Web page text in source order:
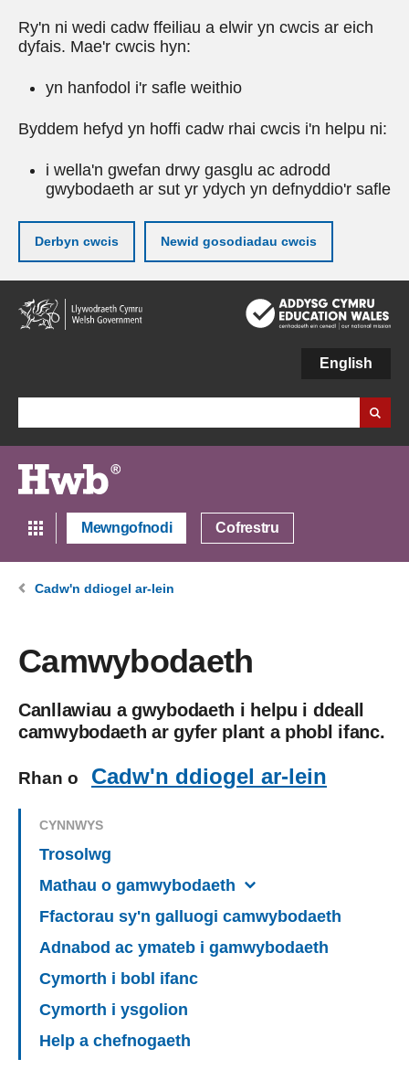
Ry'n ni wedi cadw ffeiliau a elwir yn cwcis ar eich
dyfais. Mae'r cwcis hyn:
yn hanfodol i'r safle weithio
Byddem hefyd yn hoffi cadw rhai cwcis i'n helpu ni:
i wella'n gwefan drwy gasglu ac adrodd
gwybodaeth ar sut yr ydych yn defnyddio'r safle
Derbyn cwcis Newid gosodiadau cwcis
Neidio
i'r
prif
English
Mewngofnodi Cofrestru
Cadw'n ddiogel ar-lein
Camwybodaeth
Canllawiau a gwybodaeth i helpu i ddeall
camwybodaeth ar gyfer plant a phobl ifanc.
Rhan o Cadw'n ddiogel ar-lein
CYNNWYS
Trosolwg
Mathau o gamwybodaeth
Ffactorau sy'n galluogi camwybodaeth
Adnabod ac ymateb i gamwybodaeth
Cymorth i bobl ifanc
Cymorth i ysgolion
Help a chefnogaeth